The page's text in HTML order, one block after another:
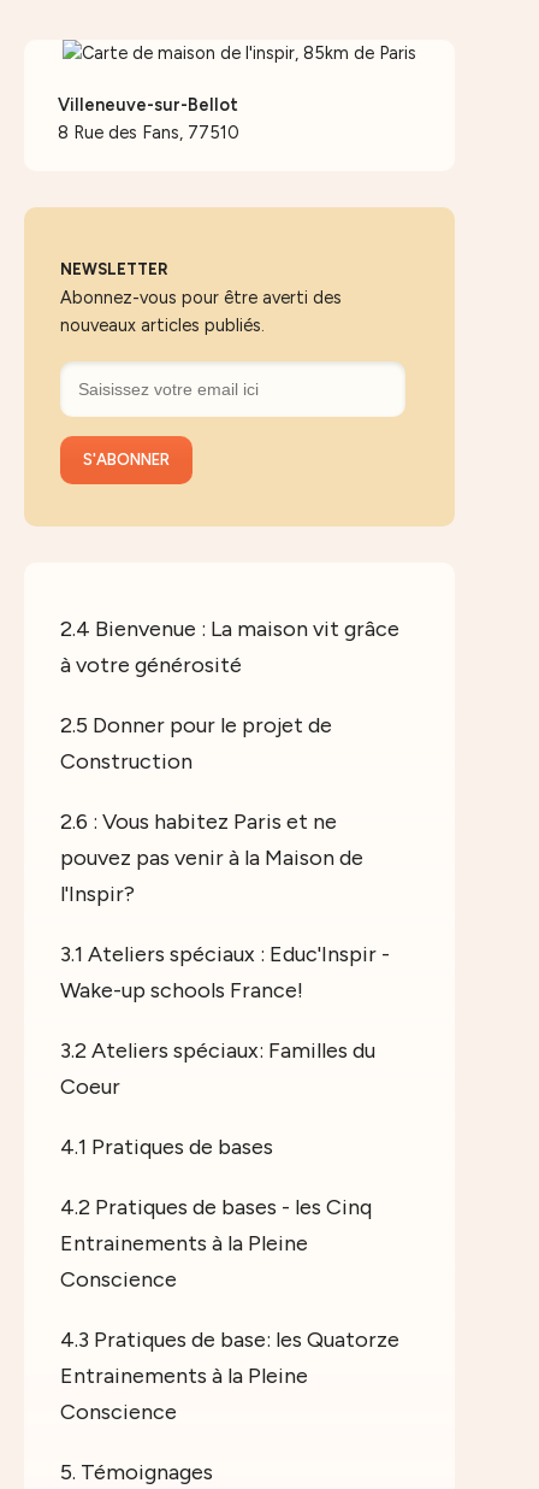
Villeneuve-sur-Bellot
8 Rue des Fans, 77510
NEWSLETTER
Abonnez-vous pour être averti des
nouveaux articles publiés.
2.4 Bienvenue : La maison vit grâce
à votre générosité
2.5 Donner pour le projet de
Construction
2.6 : Vous habitez Paris et ne
pouvez pas venir à la Maison de
l'Inspir?
3.1 Ateliers spéciaux : Educ'Inspir -
Wake-up schools France!
3.2 Ateliers spéciaux: Familles du
Coeur
4.1 Pratiques de bases
4.2 Pratiques de bases - les Cinq
Entrainements à la Pleine
Conscience
4.3 Pratiques de base: les Quatorze
Entrainements à la Pleine
Conscience
5. Témoignages